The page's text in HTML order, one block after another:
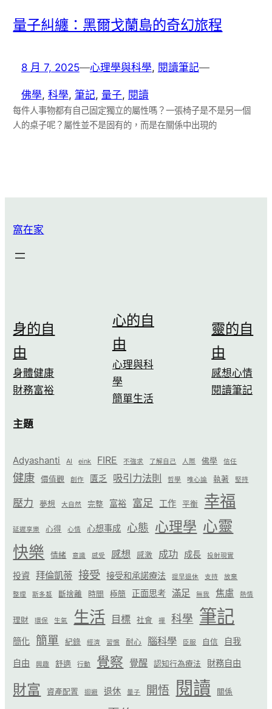
量子糾纏：黑爾戈蘭島的奇幻旅程
8 月 7, 2025—心理學與科學, 閱讀筆記—
佛學, 科學, 筆記, 量子, 閱讀
每件人事物都有自己固定獨立的屬性嗎？一張椅子是不是另一個
人的桌子呢？屬性並不是固有的，而是在關係中出現的
窩在家
身的自
由
身體健康
財務富裕
心的自
由
心理與科
學
簡單生活
靈的自
由
感想心情
閱讀筆記
主題
Adyashanti AI eink FIRE 不強求 了解自己 人際 佛學 信任
健康 價值觀 創作 匱乏 吸引力法則 哲學 唯心論 執著 堅持
壓力 夢想 大自然 完整 富裕 富足 工作 平衡 幸福
延遲享樂 心得 心情 心想事成 心態 心理學 心靈
快樂 情緒 意識 感受 感想 感激 成功 成長 投射現實
投資 拜倫凱蒂 接受 接受和承諾療法 提早退休 支持 放棄
整理 斯多葛 斷捨離 時間 極簡 正面思考 滿足 無我 焦慮 熱情
理財 環保 生氣 生活 目標 社會 禪 科學 筆記
簡化 簡單 紀錄 經濟 習慣 耐心 腦科學 臣服 自信 自我
自由 興趣 舒適 行動 覺察 覺醒 認知行為療法 財務自由
財富 資產配置 迴避 退休 量子 開悟 閱讀 關係